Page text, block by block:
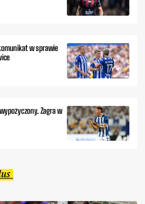
w sprawie
Zagra w